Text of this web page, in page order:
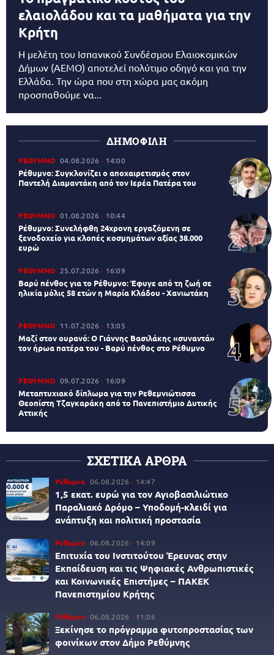
ελαιολάδου και τα μαθήματα για την
Κρήτη
Η μελέτη του Ισπανικού Συνδέσμου Ελαιοκομικών
Δήμων (AEMO) αποτελεί πολύτιμο οδηγό και για την
Ελλάδα. Την ώρα που στη χώρα μας ακόμη
προσπαθούμε να...
ΔΗΜΟΦΙΛΗ
ΡΕΘΥΜΝΟ 04.08.2026 14:00
Ρέθυμνο: Συγκλονίζει ο αποχαιρετισμός στον
Παντελή Διαμαντάκη από τον Ιερέα Πατέρα του
ΡΕΘΥΜΝΟ 01.08.2026 10:44
Ρέθυμνο: Συνελήφθη 24χρονη εργαζόμενη σε
ξενοδοχείο για κλοπές κοσμημάτων αξίας 38.000
ευρώ
ΡΕΘΥΜΝΟ 25.07.2026 16:09
Βαρύ πένθος για το Ρέθυμνο: Έφυγε από τη ζωή σε
ηλικία μόλις 58 ετών η Μαρία Κλάδου - Χανιωτάκη
ΡΕΘΥΜΝΟ 11.07.2026 13:05
Μαζί στον ουρανό: Ο Γιάννης Βασιλάκης «συναντά»
τον ήρωα πατέρα του - Βαρύ πένθος στο Ρέθυμνο
ΡΕΘΥΜΝΟ 09.07.2026 16:09
Μεταπτυχιακό δίπλωμα για την Ρεθεμνιώτισσα
Θεοπίστη Τζαγκαράκη από το Πανεπιστήμιο Δυτικής
Αττικής
ΣΧΕΤΙΚΑ ΑΡΘΡΑ
Ρέθυμνο 06.08.2026 14:47
1,5 εκατ. ευρώ για τον Αγιοβασιλιώτικο
Παραλιακό Δρόμο – Υποδομή-κλειδί για
ανάπτυξη και πολιτική προστασία
Ρέθυμνο 06.08.2026 14:09
Επιτυχία του Ινστιτούτου Έρευνας στην
Εκπαίδευση και τις Ψηφιακές Ανθρωπιστικές
και Κοινωνικές Επιστήμες – ΠΑΚΕΚ
Πανεπιστημίου Κρήτης
Ρέθυμνο 06.08.2026 11:06
Ξεκίνησε το πρόγραμμα φυτοπροστασίας των
φοινίκων στον Δήμο Ρεθύμνης